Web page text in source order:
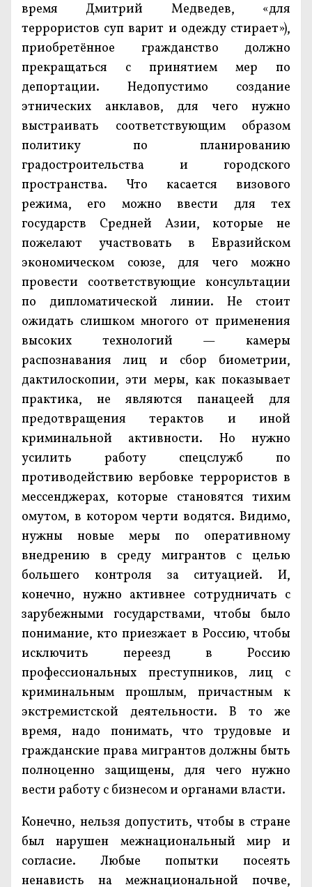
время Дмитрий Медведев, «для
террористов суп варит и одежду стирает»),
приобретённое гражданство должно
прекращаться с принятием мер по
депортации. Недопустимо создание
этнических анклавов, для чего нужно
выстраивать соответствующим образом
политику по планированию
градостроительства и городского
пространства. Что касается визового
режима, его можно ввести для тех
государств Средней Азии, которые не
пожелают участвовать в Евразийском
экономическом союзе, для чего можно
провести соответствующие консультации
по дипломатической линии. Не стоит
ожидать слишком многого от применения
высоких технологий — камеры
распознавания лиц и сбор биометрии,
дактилоскопии, эти меры, как показывает
практика, не являются панацеей для
предотвращения терактов и иной
криминальной активности. Но нужно
усилить работу спецслужб по
противодействию вербовке террористов в
мессенджерах, которые становятся тихим
омутом, в котором черти водятся. Видимо,
нужны новые меры по оперативному
внедрению в среду мигрантов с целью
большего контроля за ситуацией. И,
конечно, нужно активнее сотрудничать с
зарубежными государствами, чтобы было
понимание, кто приезжает в Россию, чтобы
исключить переезд в Россию
профессиональных преступников, лиц с
криминальным прошлым, причастным к
экстремистской деятельности. В то же
время, надо понимать, что трудовые и
гражданские права мигрантов должны быть
полноценно защищены, для чего нужно
вести работу с бизнесом и органами власти.
Конечно, нельзя допустить, чтобы в стране
был нарушен межнациональный мир и
согласие. Любые попытки посеять
ненависть на межнациональной почве,